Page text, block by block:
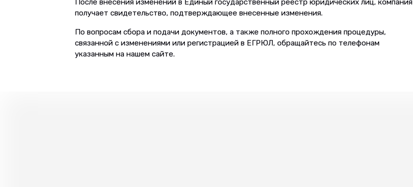
После внесения изменений в Единый государственный реестр юридических лиц, компания
получает свидетельство, подтверждающее внесенные изменения.
По вопросам сбора и подачи документов, а также полного прохождения процедуры,
связанной с изменениями или регистрацией в ЕГРЮЛ, обращайтесь по телефонам
указанным на нашем сайте.